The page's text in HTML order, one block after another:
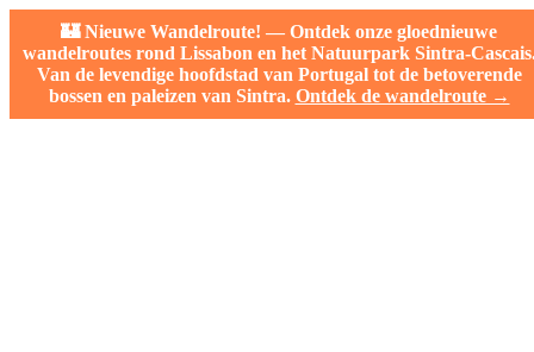
🏰 Nieuwe Wandelroute! — Ontdek onze gloednieuwe
wandelroutes rond Lissabon en het Natuurpark Sintra-
Van de levendige hoofdstad van Portugal tot de betoverende
bossen en paleizen van Sintra. Ontdek de wandelroute →